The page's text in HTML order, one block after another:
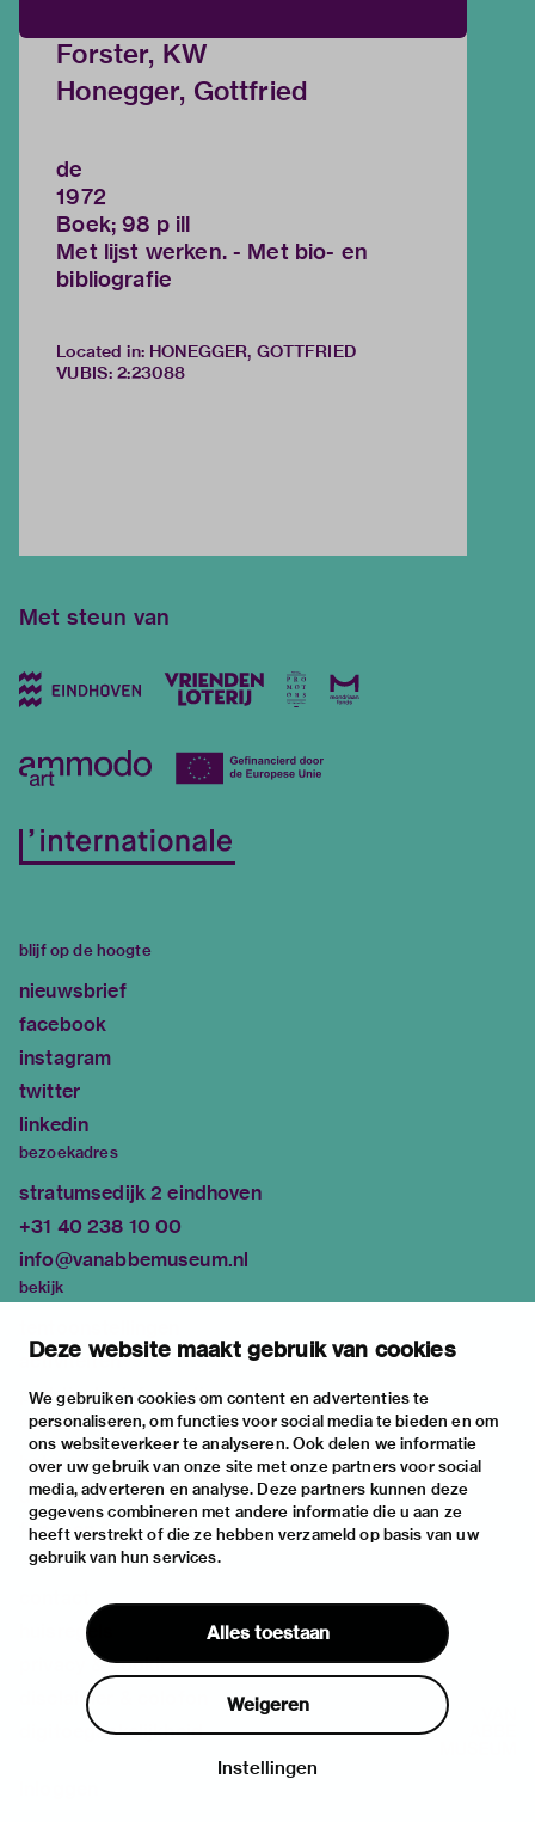
Deze website maakt gebruik van cookies
We gebruiken cookies om content en advertenties te
personaliseren, om functies voor social media te bieden en om
ons websiteverkeer te analyseren. Ook delen we informatie
over uw gebruik van onze site met onze partners voor social
media, adverteren en analyse. Deze partners kunnen deze
gegevens combineren met andere informatie die u aan ze
heeft verstrekt of die ze hebben verzameld op basis van uw
gebruik van hun services.
Alles toestaan
Weigeren
Instellingen
Forster, KW
Honegger, Gottfried
de
1972
Boek; 98 p ill
Met lijst werken. - Met bio- en
bibliografie
Located in: HONEGGER, GOTTFRIED
VUBIS: 2:23088
Met steun van
blijf op de hoogte
nieuwsbrief
facebook
instagram
twitter
linkedin
bezoekadres
stratumsedijk 2 eindhoven
+31 40 238 10 00
info@vanabbemuseum.nl
bekijk
activiteiten
praktische informatie
over
het museum
de collectie
fondsen & partners
huisregels
privacy & cookies
disclaimer & colofon
digitoegankelijkheid